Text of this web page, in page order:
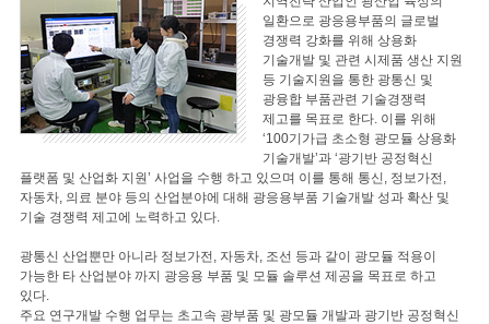
일환으로 광응용부품의 글로벌
경쟁력 강화를 위해 상용화
기술개발 및 관련 시제품 생산 지원
등 기술지원을 통한 광통신 및
광융합 부품관련 기술경쟁력
제고를 목표로 한다. 이를 위해
‘100기가급 초소형 광모듈 상용화
기술개발’과 ‘광기반 공정혁신
플랫폼 및 산업화 지원’ 사업을 수행 하고 있으며 이를 통해 통신, 정보가전,
자동차, 의료 분야 등의 산업분야에 대해 광응용부품 기술개발 성과 확산 및
기술 경쟁력 제고에 노력하고 있다.
광통신 산업뿐만 아니라 정보가전, 자동차, 조선 등과 같이 광모듈 적용이
가능한 타 산업분야 까지 광응용 부품 및 모듈 솔루션 제공을 목표로 하고
있다.
주요 연구개발 수행 업무는 초고속 광부품 및 광모듈 개발과 광기반 공정혁신